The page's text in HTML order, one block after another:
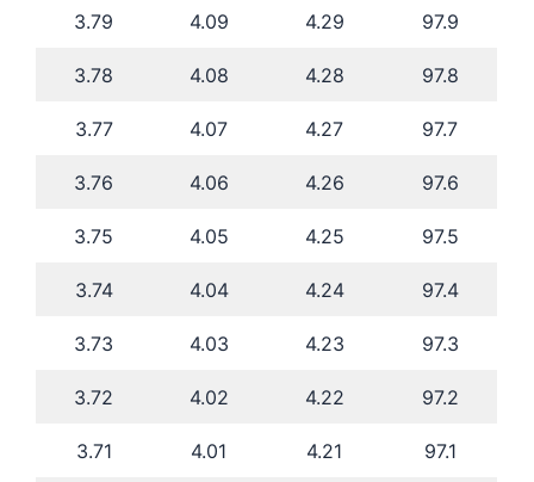
3.79 4.09 4.29 97.9
3.78 4.08 4.28 97.8
3.77 4.07 4.27 97.7
3.76 4.06 4.26 97.6
3.75 4.05 4.25 97.5
3.74 4.04 4.24 97.4
3.73 4.03 4.23 97.3
3.72 4.02 4.22 97.2
3.71 4.01 4.21 97.1